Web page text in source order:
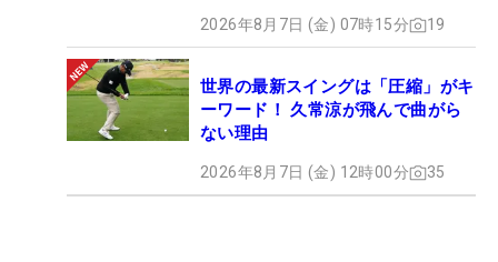
2026年8月7日 (金) 07時15分 19
世界の最新スイングは「圧縮」がキ
ーワード！ 久常涼が飛んで曲がら
ない理由
2026年8月7日 (金) 12時00分 35